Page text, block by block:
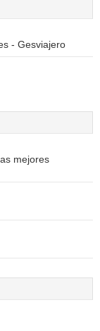
- Gesviajero
mejores